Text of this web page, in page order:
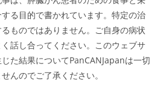
る目的で書かれています。特定の治
ものではありません。ご自身の病状
話し合ってください。このウェブサ
た結果についてPanCANJapanは一切
んのでご了承ください。